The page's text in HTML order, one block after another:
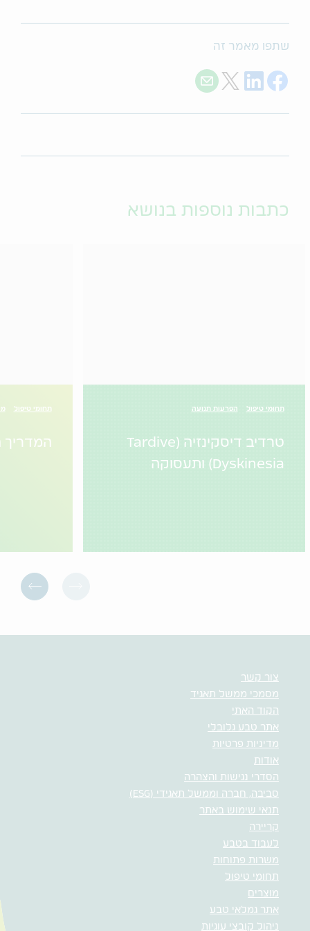
שתפו מאמר זה
Share on Facebook
Share on LinkedIn
Share on Twitter
Share with E-mail
כתבות נוספות בנושא
תחומי טיפול הפרעות תנועה
טרדיב דיסקינזיה (Tardive
Dyskinesia) ותעסוקה
תחומי טיפול
המדריך
צור קשר
מסמכי ממשל תאגיד
הקוד האתי
אתר טבע גלובלי
מדיניות פרטיות
אודות
הסדרי נגישות והצהרה
סביבה, חברה וממשל תאגידי (ESG)
תנאי שימוש באתר
קריירה
לעבוד בטבע
משרות פתוחות
תחומי טיפול
מוצרים
אתר גמלאי טבע
ניהול קובצי עוגיות